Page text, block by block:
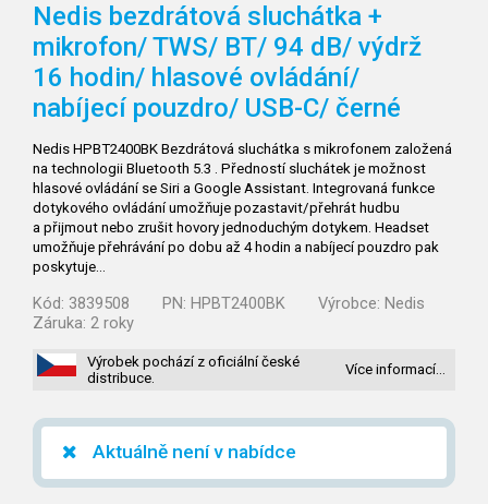
Nedis bezdrátová sluchátka +
mikrofon/ TWS/ BT/ 94 dB/ výdrž
16 hodin/ hlasové ovládání/
nabíjecí pouzdro/ USB-C/ černé
Nedis HPBT2400BK Bezdrátová sluchátka s mikrofonem založená
na technologii Bluetooth 5.3 . Předností sluchátek je možnost
hlasové ovládání se Siri a Google Assistant. Integrovaná funkce
dotykového ovládání umožňuje pozastavit/přehrát hudbu
a přijmout nebo zrušit hovory jednoduchým dotykem. Headset
umožňuje přehrávání po dobu až 4 hodin a nabíjecí pouzdro pak
poskytuje…
Kód: 3839508 PN: HPBT2400BK Výrobce: Nedis
Záruka: 2 roky
Výrobek pochází z oficiální české
distribuce.
Více informací…
Aktuálně není v nabídce